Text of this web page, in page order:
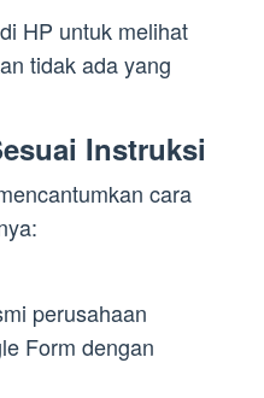
di HP untuk melihat
tidak ada yang
Instruksi
cara
perusahaan
Form dengan